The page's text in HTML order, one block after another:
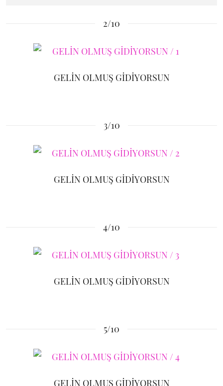
2/10
GELİN OLMUŞ GİDİYORSUN
3/10
GELİN OLMUŞ GİDİYORSUN
4/10
GELİN OLMUŞ GİDİYORSUN
5/10
GELİN OLMUŞ GİDİYORSUN